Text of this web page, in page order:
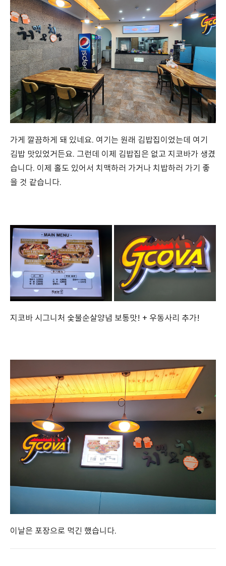
가게 깔끔하게 돼 있네요. 여기는 원래 김밥집이었는데 여기
김밥 맛있었거든요. 그런데 이제 김밥집은 없고 지코바가 생겼
습니다. 이제 홀도 있어서 치맥하러 가거나 치밥하러 가기 좋
을 것 같습니다.
지코바 시그니처 숯불순살양념 보통맛! + 우동사리 추가!
이날은 포장으로 먹긴 했습니다.